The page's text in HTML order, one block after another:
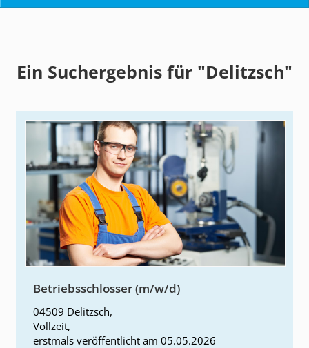
Ein Suchergebnis für "Delitzsch"
Betriebsschlosser (m/w/d)
04509 Delitzsch,
Vollzeit,
erstmals veröffentlicht am 05.05.2026